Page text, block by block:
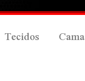
Tecidos Cama